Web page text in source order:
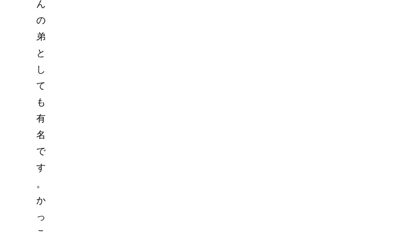
ん
の
弟
と
し
て
も
有
名
で
す
。
か
っ
こ